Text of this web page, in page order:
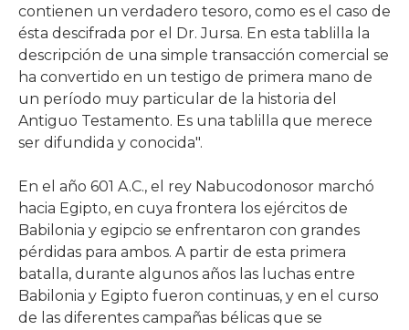
contienen un verdadero tesoro, como es el caso de
ésta descifrada por el Dr. Jursa. En esta tablilla la
descripción de una simple transacción comercial se
ha convertido en un testigo de primera mano de
un período muy particular de la historia del
Antiguo Testamento. Es una tablilla que merece
ser difundida y conocida".
En el año 601 A.C., el rey Nabucodonosor marchó
hacia Egipto, en cuya frontera los ejércitos de
Babilonia y egipcio se enfrentaron con grandes
pérdidas para ambos. A partir de esta primera
batalla, durante algunos años las luchas entre
Babilonia y Egipto fueron continuas, y en el curso
de las diferentes campañas bélicas que se